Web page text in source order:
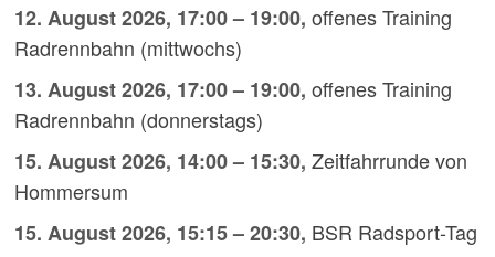
12. August 2026, 17:00– 19:00, offenes Training
Radrennbahn (mittwochs)
13. August 2026, 17:00– 19:00, offenes Training
Radrennbahn (donnerstags)
15. August 2026, 14:00– 15:30, Zeitfahrrunde von
Hommersum
15. August 2026, 15:15– 20:30, BSR Radsport-Tag